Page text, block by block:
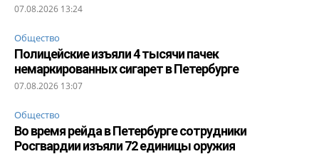
07.08.2026 13:24
Общество
Полицейские изъяли 4 тысячи пачек
немаркированных сигарет в Петербурге
07.08.2026 13:07
Общество
Во время рейда в Петербурге сотрудники
Росгвардии изъяли 72 единицы оружия